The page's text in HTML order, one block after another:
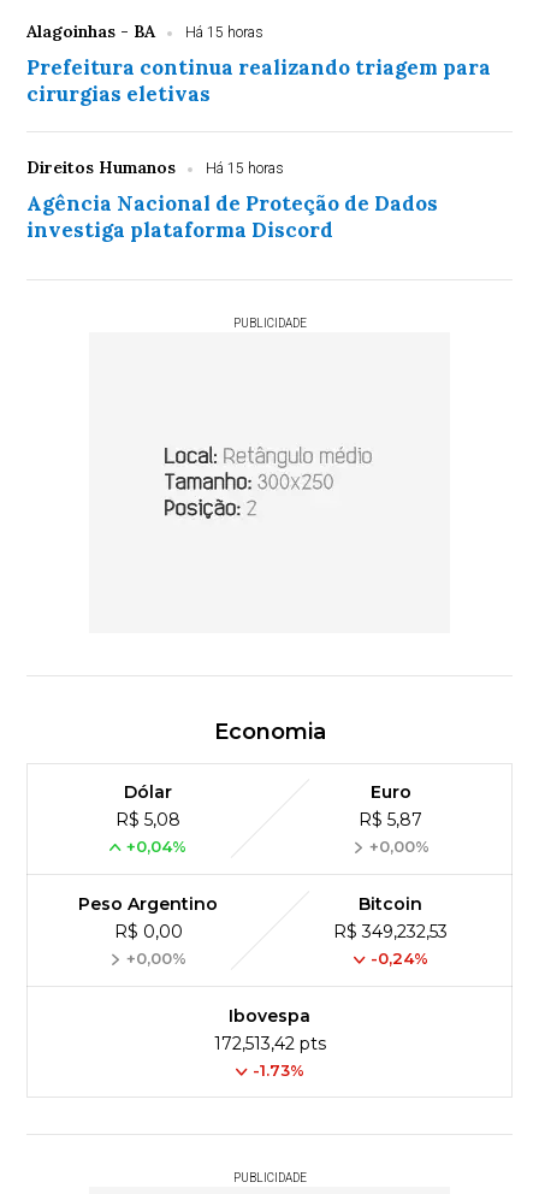
Alagoinhas - BA Há 15 horas
Prefeitura continua realizando triagem para
cirurgias eletivas
Direitos Humanos Há 15 horas
Agência Nacional de Proteção de Dados
investiga plataforma Discord
PUBLICIDADE
Economia
Dólar
R$ 5,08
+0,04%
Euro
R$ 5,87
+0,00%
Peso Argentino
R$ 0,00
+0,00%
Bitcoin
R$ 349,232,53
-0,24%
Ibovespa
172,513,42 pts
-1.73%
PUBLICIDADE